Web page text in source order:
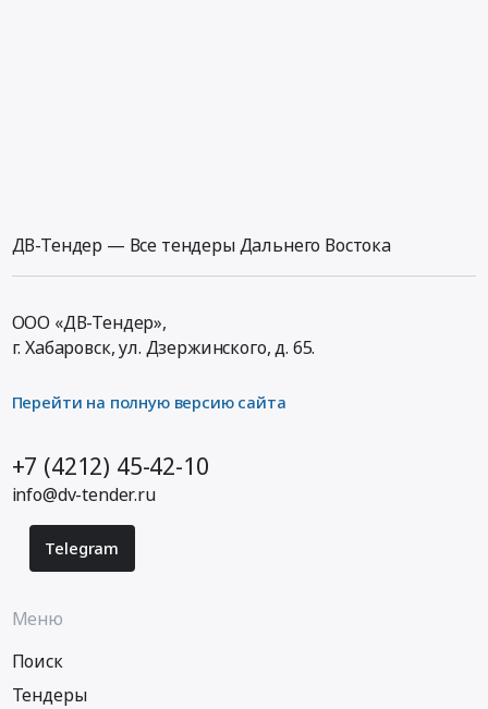
ДВ-Тендер — Все тендеры Дальнего Востока
ООО «ДВ-Тендер»,
г. Хабаровск,ул. Дзержинского, д. 65.
Перейти на полную версию сайта
+7 (4212) 45-42-10
info@dv-tender.ru
Telegram
Меню
Поиск
Тендеры